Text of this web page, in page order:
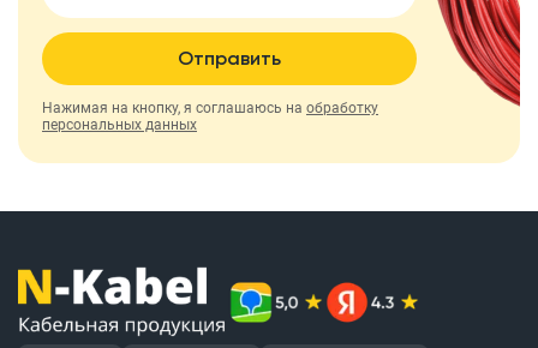
Отправить
Нажимая на кнопку, я соглашаюсь на обработку
персональных данных